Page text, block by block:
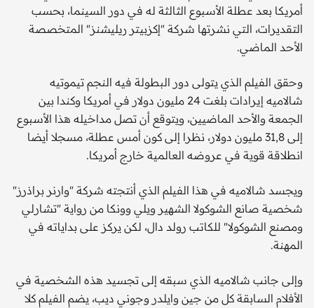
أمريكا بعد عطلة الأسبوع الثالثة له في دور السينما، بحسب
التقديرات، التي نشرتها شركة "إكزبيتر ريليشنز" المتخصصة
الأحد الماضي.
وحقق الفيلم الذي يتولى دور البطولة فيه النجم تيموتيه
شالاميه إيرادات بلغت 24 مليون دولار في أمريكا وكندا بين
الجمعة والأحد الماضيين، ويتوقع أن تصل مداخيله هذا الأسبوع
إلى 31,8 مليون دولار، نظرا إلى كون أمس عطلة، مسجلا أيضا
انطلاقة قوية في عروضه العالمية خارج أمريكا.
ويجسد شالاميه في هذا الفيلم الذي أنتجته شركة "وارنر براذرز"
شخصية صانع الشوكولا الشهير ويلي وونكا من رواية "تشارلي
ومصنع الشوكولا" للكاتب رولد دال، لكن يركز على بداياته في
المهنة.
وإلى جانب شالاميه الذي سبقه إلى تجسيد هذه الشخصية في
الأفلام السابقة كل من جين وايلدر وجوني ديب، يضم الفيلم كلا